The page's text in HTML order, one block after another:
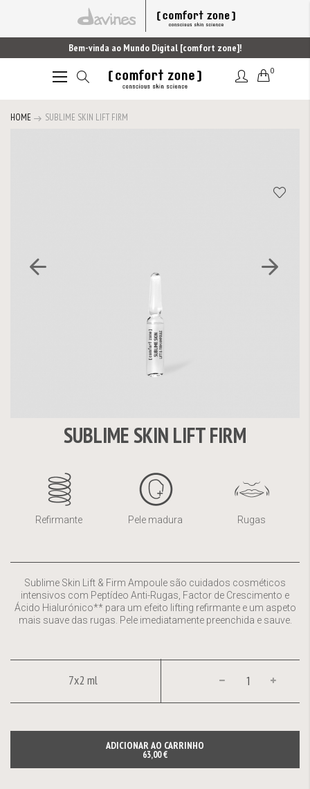
Bem-vinda ao Mundo Digital [comfort zone]!
Alternar
0
HOME SUBLIME SKIN LIFT FIRM
SUBLIME SKIN LIFT FIRM
Refirmante Pele madura Rugas
Sublime Skin Lift & Firm Ampoule são cuidados cosméticos
intensivos com Peptídeo Anti-Rugas, Factor de Crescimento e
Ácido Hialurónico** para um efeito lifting refirmante e um aspeto
mais suave das rugas. Pele imediatamente preenchida e sauve.
ADICIONAR AO CARRINHO
63,00 €
7x2 ml